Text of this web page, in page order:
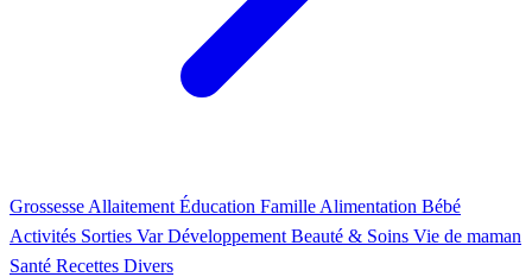
Grossesse Allaitement Éducation Famille Alimentation Bébé
Activités Sorties Var Développement Beauté & Soins Vie de maman
Santé Recettes Divers